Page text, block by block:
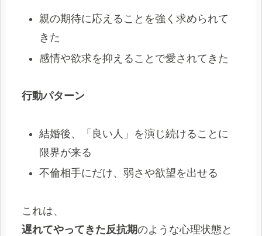
親の期待に応えることを強く求められて
きた
感情や欲求を抑えることで愛されてきた
行動パターン
結婚後、「良い人」を演じ続けることに
限界が来る
不倫相手にだけ、弱さや欲望を出せる
これは、
遅れてやってきた反抗期のような心理状態と